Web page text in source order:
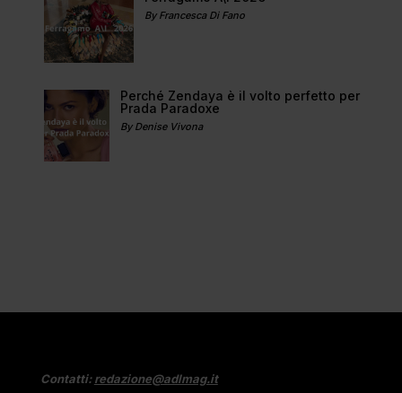
By Francesca Di Fano
Perché Zendaya è il volto perfetto per
Prada Paradoxe
By Denise Vivona
Contatti:redazione@adlmag.it